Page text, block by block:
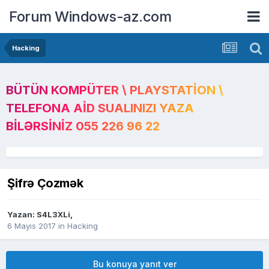
Forum Windows-az.com
Hacking
BÜTÜN KOMPÜTER \ PLAYSTATION \
TELEFONA AID SUALINIZI YAZA
BILƏRSINIZ 055 226 96 22
Şifrə Çozmək
Yazan: S4L3XLi,
6 Mayıs 2017 in Hacking
Bu konuya yanıt ver